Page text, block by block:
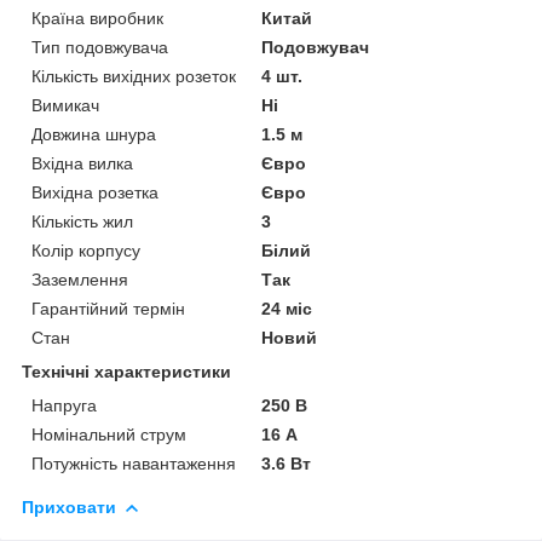
Країна виробник
Китай
Тип подовжувача
Подовжувач
Кількість вихідних розеток
4 шт.
Вимикач
Ні
Довжина шнура
1.5 м
Вхідна вилка
Євро
Вихідна розетка
Євро
Кількість жил
3
Колір корпусу
Білий
Заземлення
Так
Гарантійний термін
24 міс
Стан
Новий
Технічні характеристики
Напруга
250 В
Номінальний струм
16 А
Потужність навантаження
3.6 Вт
Приховати